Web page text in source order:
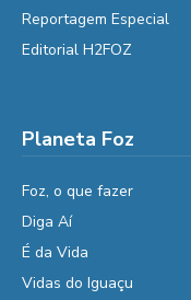
Reportagem Especial
Editorial H2FOZ
Planeta Foz
Foz, o que fazer
Diga Aí
É da Vida
Vidas do Iguaçu